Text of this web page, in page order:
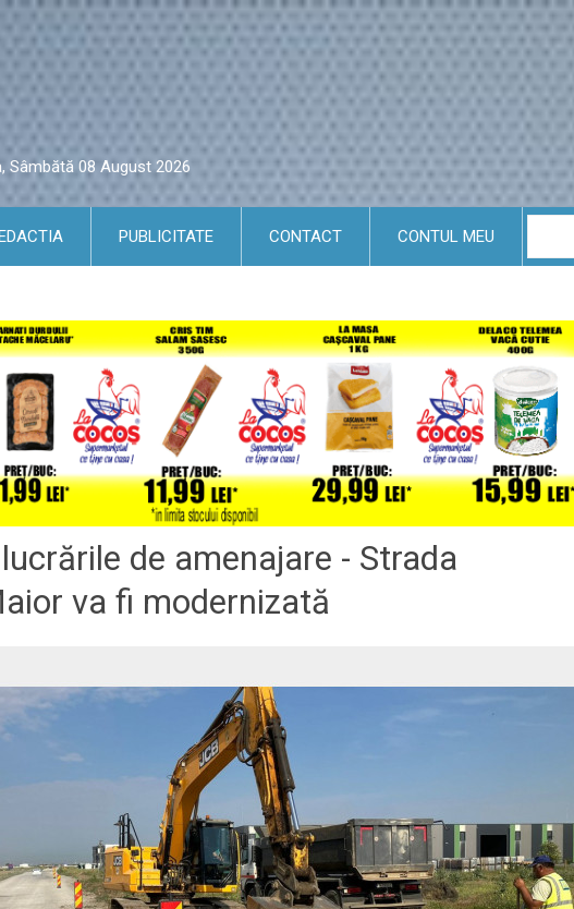
Sâmbătă 08 August 2026
PUBLICITATE CONTACT CONTUL MEU
de amenajare - Strada
va fi modernizată